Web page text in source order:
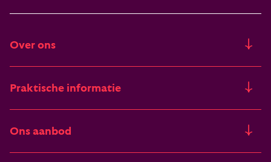
Over ons
Artikelen & verhalen
Praktische informatie
Ons aanbod